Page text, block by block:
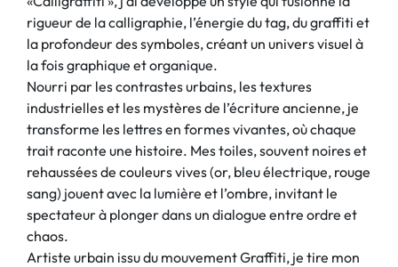
rigueur de la calligraphie, l’énergie du tag, du graffiti et
la profondeur des symboles, créant un univers visuel à
la fois graphique et organique.
Nourri par les contrastes urbains, les textures
industrielles et les mystères de l’écriture ancienne, je
transforme les lettres en formes vivantes, où chaque
trait raconte une histoire. Mes toiles, souvent noires et
rehaussées de couleurs vives (or, bleu électrique, rouge
sang) jouent avec la lumière et l’ombre, invitant le
spectateur à plonger dans un dialogue entre ordre et
chaos.
Artiste urbain issu du mouvement Graffiti, je tire mon